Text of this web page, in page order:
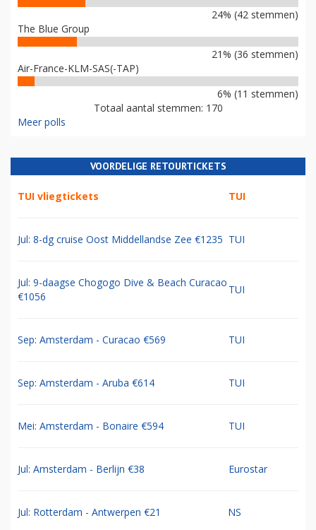
24% (42 stemmen)
The Blue Group
21% (36 stemmen)
Air-France-KLM-SAS(-TAP)
6% (11 stemmen)
Totaal aantal stemmen: 170
Meer polls
VOORDELIGE RETOURTICKETS
TUI vliegtickets TUI
Jul: 8-dg cruise Oost Middellandse Zee €1235 TUI
Jul: 9-daagse Chogogo Dive & Beach Curacao
€1056
TUI
Sep: Amsterdam - Curacao €569 TUI
Sep: Amsterdam - Aruba €614 TUI
Mei: Amsterdam - Bonaire €594 TUI
Jul: Amsterdam - Berlijn €38 Eurostar
Jul: Rotterdam - Antwerpen €21 NS